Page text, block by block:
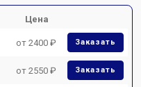
Цена
от 2400 ₽ Заказать
от 2550 ₽ Заказать